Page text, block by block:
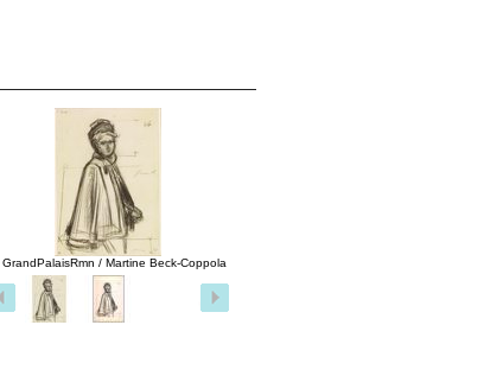
/ Martine Beck-Coppola